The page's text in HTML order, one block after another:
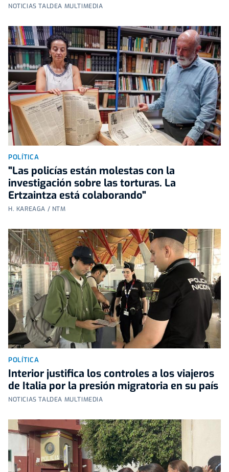
NOTICIAS TALDEA MULTIMEDIA
POLÍTICA
"Las policías están molestas con la
investigación sobre las torturas. La
Ertzaintza está colaborando"
H. KAREAGA / NTM
POLÍTICA
Interior justifica los controles a los viajeros
de Italia por la presión migratoria en su país
NOTICIAS TALDEA MULTIMEDIA